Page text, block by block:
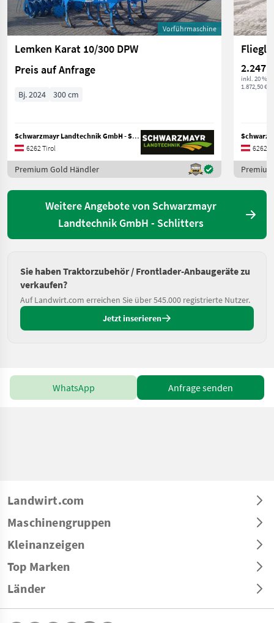
Vorführmaschine
Lemken Karat 10/300 DPW
Preis auf Anfrage
Bj. 2024 300 cm
Schwarzmayr Landtechnik GmbH - Schlitters
6262 Tirol
Premium Gold Händler
Fliegl
2.247 €
inkl. 20 %
1.872,50 €
6262
Weitere Angebote von Schwarzmayr
Landtechnik GmbH - Schlitters
Sie haben Traktorzubehör / Frontlader-Anbaugeräte zu
verkaufen?
Auf Landwirt.com erreichen Sie über 545.000 registrierte Nutzer.
Jetzt inserieren
WhatsApp Anfrage senden
Landwirt.com
Maschinengruppen
Kleinanzeigen
Top Marken
Länder